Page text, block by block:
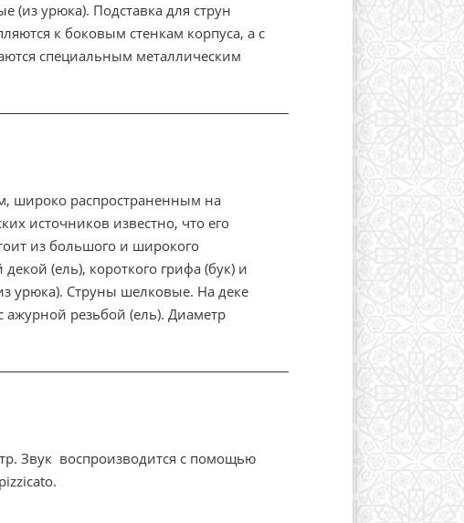
(из урюка). Подставка для струн
к боковым стенкам корпуса, а с
специальным металлическим
широко распространенным на
источников известно, что его
из большого и широкого
(ель), короткого грифа (бук) и
урюка). Струны шелковые. На деке
ажурной резьбой (ель). Диаметр
Звук воспроизводится c помощью